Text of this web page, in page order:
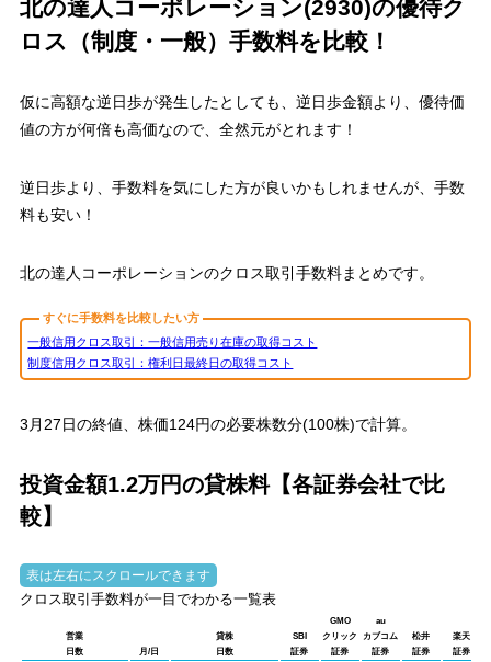
北の達人コーポレーション(2930)の優待ク
ロス（制度・一般）手数料を比較！
仮に高額な逆日歩が発生したとしても、逆日歩金額より、優待価
値の方が何倍も高価なので、全然元がとれます！
逆日歩より、手数料を気にした方が良いかもしれませんが、手数
料も安い！
北の達人コーポレーションのクロス取引手数料まとめです。
すぐに手数料を比較したい方
一般信用クロス取引：一般信用売り在庫の取得コスト
制度信用クロス取引：権利日最終日の取得コスト
3月27日の終値、 株価124円の必要株数分(100株)で計算。
投資金額1.2万円の貸株料【各証券会社で比
較】
クロス取引手数料が一目でわかる一覧表
営業
日数
月/日
貸株
日数
SBI
証券
GMO
クリック
証券
au
カブコム
証券
松井
証券
楽天
証券